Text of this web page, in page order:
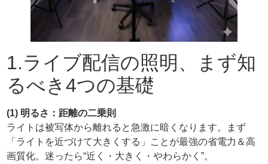
1.ライブ配信の照明、まず知
るべき4つの基礎
(1) 明るさ：距離の二乗則
ライトは被写体から離れると急激に暗くなります。まず
「ライトを近づけて大きくする」ことが最強の省電力＆高
画質化。迷ったら“近く・大きく・やわらかく”。